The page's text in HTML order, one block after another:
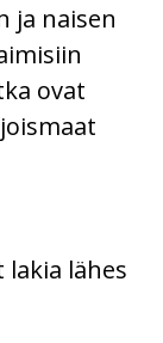
ja naisen
ovat
lähes